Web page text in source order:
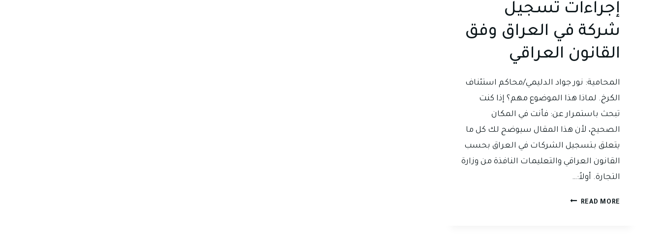
إجراءات تسجيل
شركة في العراق وفق
القانون العراقي
المحامية: نور جواد الدليمي/محاكم استئناف
الكرخ. لماذا هذا الموضوع مهم؟ إذا كنت
تبحث باستمرار عن: فأنت في المكان
الصحيح، لأن هذا المقال سيوضح لك كل ما
يتعلق بـتسجيل الشركات في العراق بحسب
القانون العراقي والتعليمات النافذة من وزارة
التجارة. أولاً:…
READ MORE إجراءات